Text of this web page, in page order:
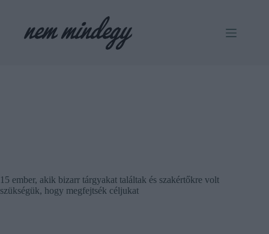
15 ember, akik bizarr tárgyakat találtak és szakértőkre volt
szükségük, hogy megfejtsék céljukat